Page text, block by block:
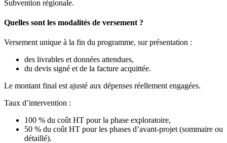
Subvention régionale.
Quelles sont les modalités de versement ?
Versement unique à la fin du programme, sur présentation :
des livrables et données attendues,
du devis signé et de la facture acquittée.
Le montant final est ajusté aux dépenses réellement engagées.
Taux d’intervention :
100 % du coût HT pour la phase exploratoire,
50 % du coût HT pour les phases d’avant-projet (sommaire ou
détaillé).